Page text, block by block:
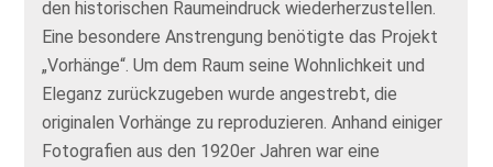
den historischen Raumeindruck wiederherzustellen.
Eine besondere Anstrengung benötigte das Projekt
„Vorhänge“. Um dem Raum seine Wohnlichkeit und
Eleganz zurückzugeben wurde angestrebt, die
originalen Vorhänge zu reproduzieren. Anhand einiger
Fotografien aus den 1920er Jahren war eine